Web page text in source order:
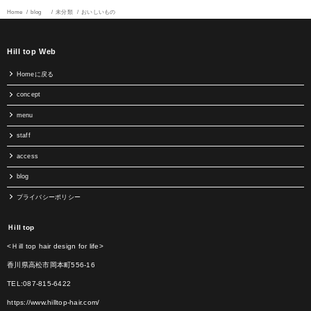
Home blog 未分類 おいしいもの
Hill top Web
Homeに戻る
concept
menu
staff
access
blog
プライバシーポリシー
Ｈill top
<Ｈill top hair design for life>
香川県高松市岡本町556-16
TEL:087-815-6422
https://www.hilltop-hair.com/